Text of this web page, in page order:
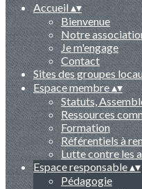
Accueil▴▾
Bienvenue
Notre
Je m'engage
Contact
Sites des groupes
Espace membre▴▾
Statuts,
Ressources
Formation
Référentiels à
Lutte contre les
Espace responsable▴▾
Pédagogie